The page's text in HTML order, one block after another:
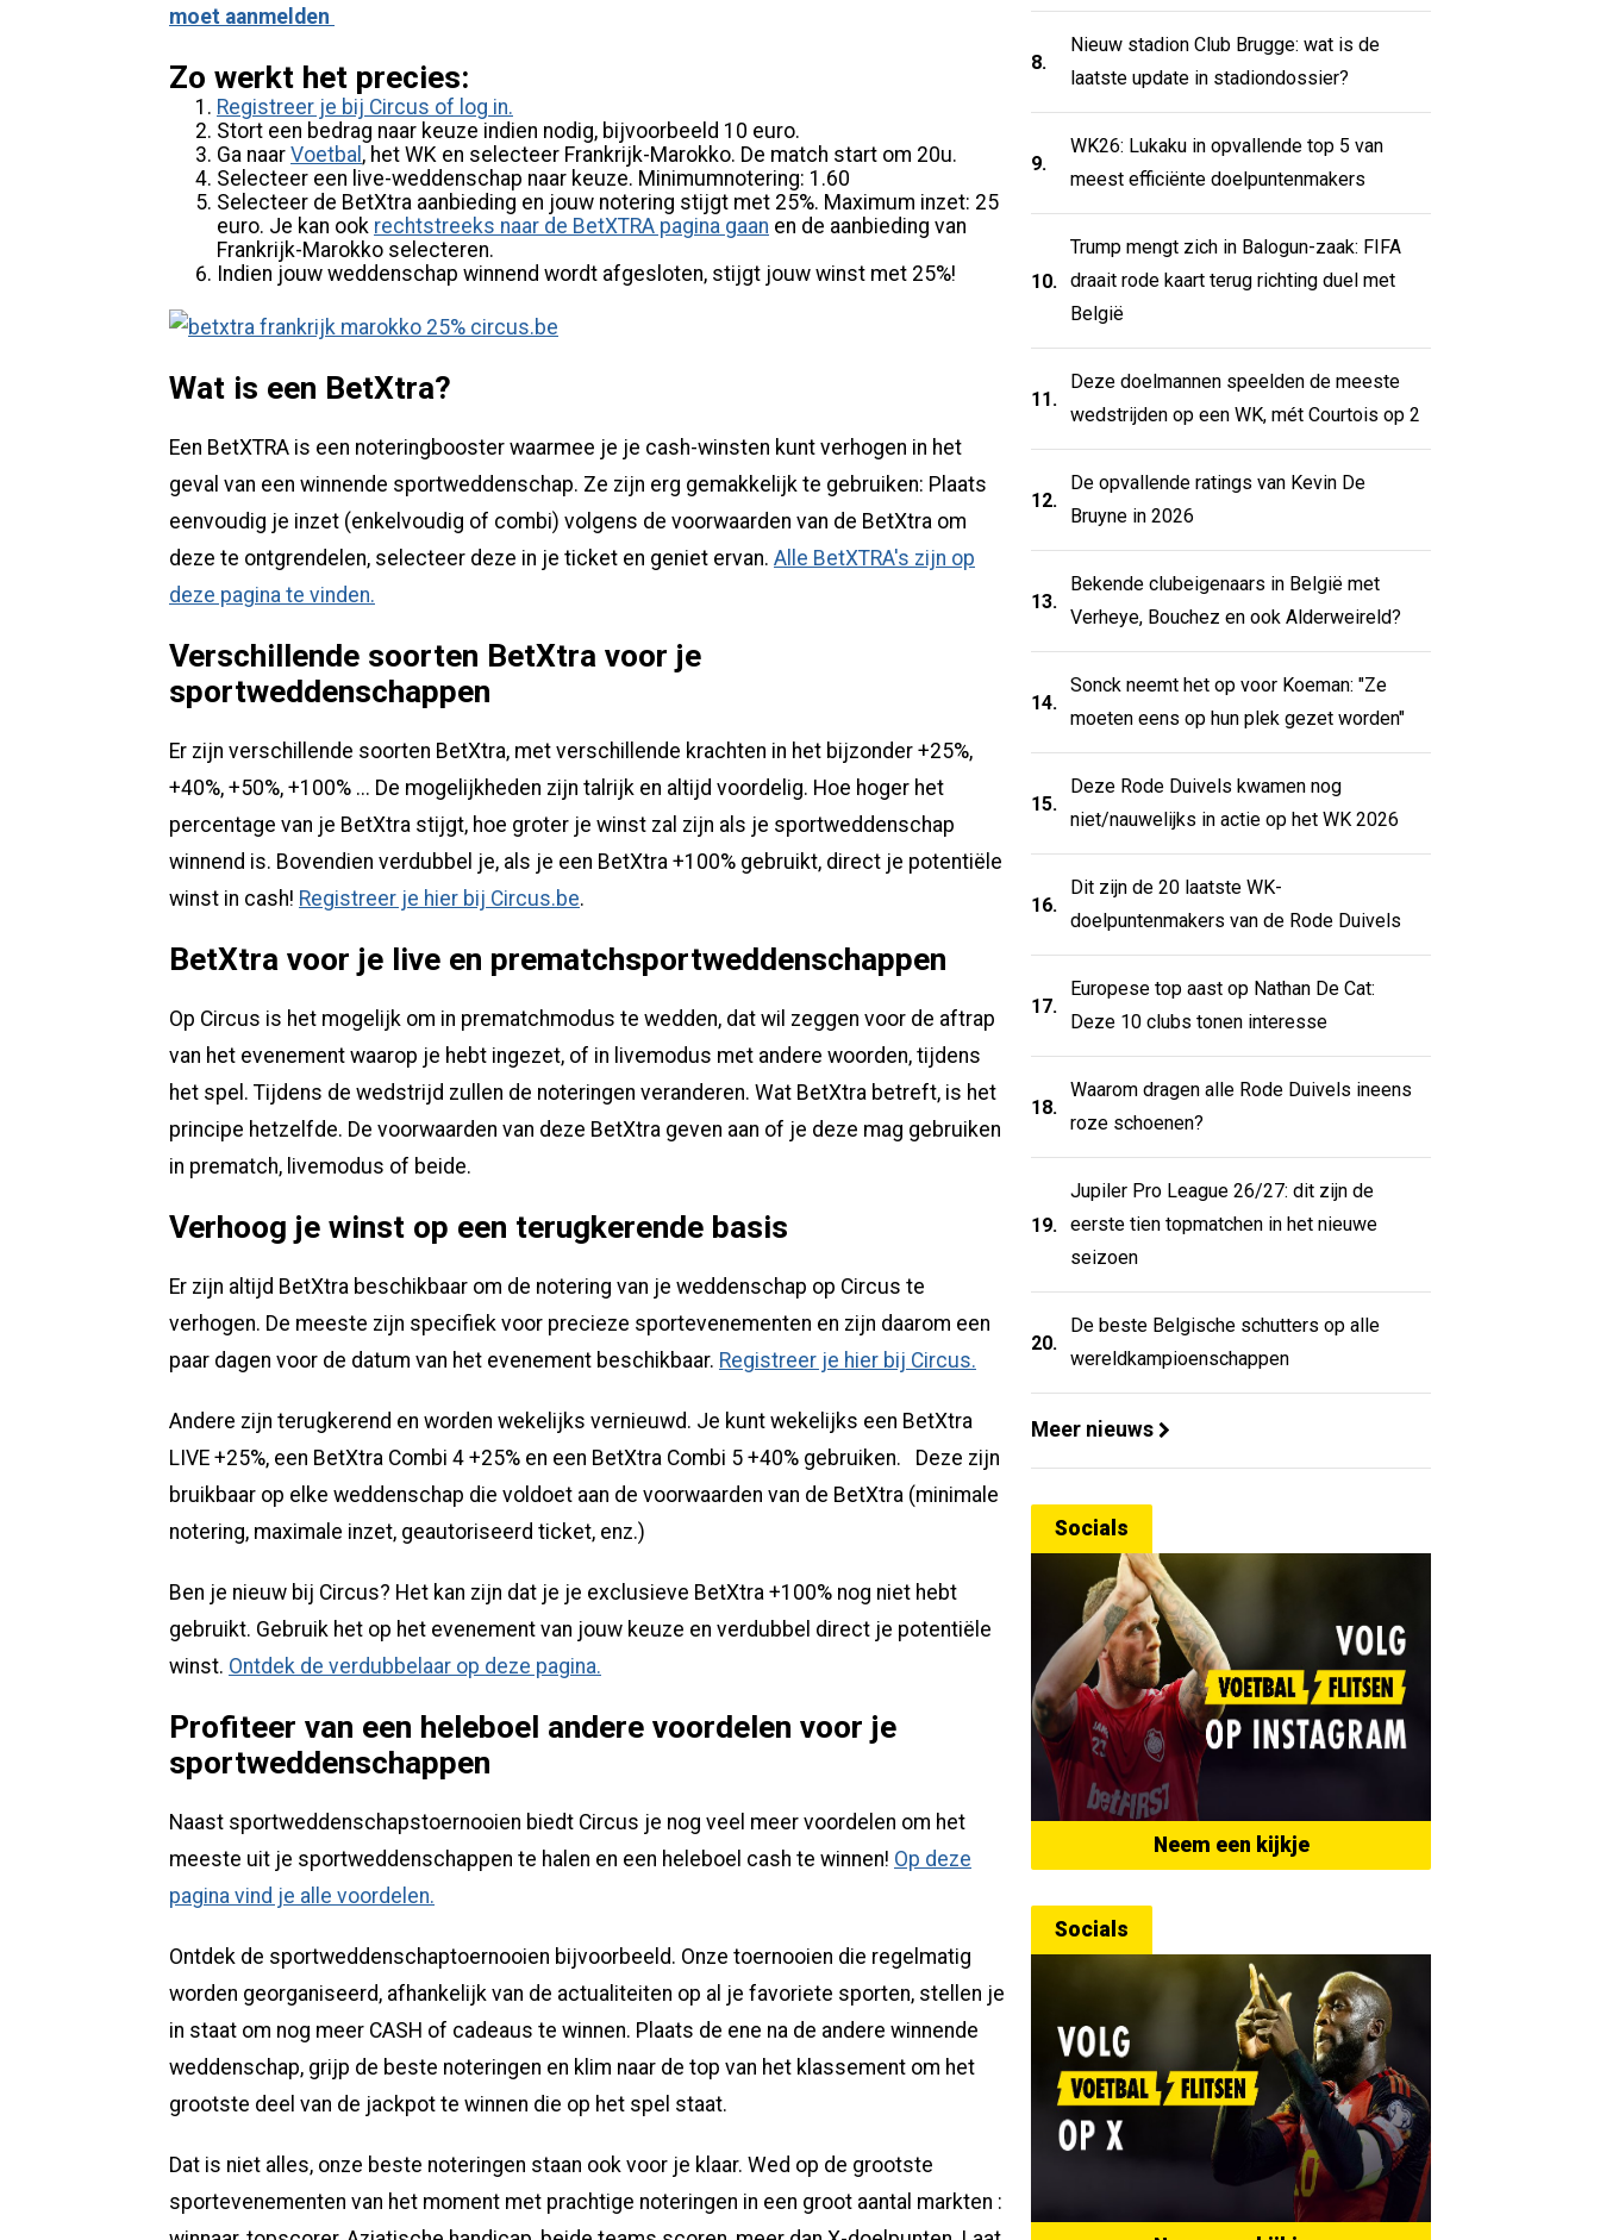
moet aanmelden
Zo werkt het precies:
Registreer je bij Circus of log in.
Stort een bedrag naar keuze indien nodig, bijvoorbeeld 10 euro.
Ga naar Voetbal , het WK en selecteer Frankrijk-Marokko. De match start om 20u.
Selecteer een live-weddenschap naar keuze. Minimumnotering: 1.60
Selecteer de BetXtra aanbieding en jouw notering stijgt met 25%. Maximum inzet: 25
euro. Je kan ook rechtstreeks naar de BetXTRA pagina gaan en de aanbieding van
Frankrijk-Marokko selecteren.
Indien jouw weddenschap winnend wordt afgesloten, stijgt jouw winst met 25%!
Wat is een BetXtra?
Een BetXTRA is een noteringbooster waarmee je je cash-winsten kunt verhogen in het
geval van een winnende sportweddenschap. Ze zijn erg gemakkelijk te gebruiken: Plaats
eenvoudig je inzet (enkelvoudig of combi) volgens de voorwaarden van de BetXtra om
deze te ontgrendelen, selecteer deze in je ticket en geniet ervan. Alle BetXTRA's zijn op
deze pagina te vinden.
Verschillende soorten BetXtra voor je
sportweddenschappen
Er zijn verschillende soorten BetXtra, met verschillende krachten in het bijzonder +25%,
+40%, +50%, +100% ... De mogelijkheden zijn talrijk en altijd voordelig. Hoe hoger het
percentage van je BetXtra stijgt, hoe groter je winst zal zijn als je sportweddenschap
winnend is. Bovendien verdubbel je, als je een BetXtra +100% gebruikt, direct je potentiële
winst in cash! Registreer je hier bij Circus.be.
BetXtra voor je live en prematchsportweddenschappen
Op Circus is het mogelijk om in prematchmodus te wedden, dat wil zeggen voor de aftrap
van het evenement waarop je hebt ingezet, of in livemodus met andere woorden, tijdens
het spel. Tijdens de wedstrijd zullen de noteringen veranderen. Wat BetXtra betreft, is het
principe hetzelfde. De voorwaarden van deze BetXtra geven aan of je deze mag gebruiken
in prematch, livemodus of beide.
Verhoog je winst op een terugkerende basis
Er zijn altijd BetXtra beschikbaar om de notering van je weddenschap op Circus te
verhogen. De meeste zijn specifiek voor precieze sportevenementen en zijn daarom een
paar dagen voor de datum van het evenement beschikbaar. Registreer je hier bij Circus.
Andere zijn terugkerend en worden wekelijks vernieuwd. Je kunt wekelijks een BetXtra
LIVE +25%, een BetXtra Combi 4 +25% en een BetXtra Combi 5 +40% gebruiken. Deze zijn
bruikbaar op elke weddenschap die voldoet aan de voorwaarden van de BetXtra (minimale
notering, maximale inzet, geautoriseerd ticket, enz.)
Ben je nieuw bij Circus? Het kan zijn dat je je exclusieve BetXtra +100% nog niet hebt
gebruikt. Gebruik het op het evenement van jouw keuze en verdubbel direct je potentiële
winst. Ontdek de verdubbelaar op deze pagina.
Profiteer van een heleboel andere voordelen voor je
sportweddenschappen
Naast sportweddenschapstoernooien biedt Circus je nog veel meer voordelen om het
meeste uit je sportweddenschappen te halen en een heleboel cash te winnen! Op deze
pagina vind je alle voordelen.
Ontdek de sportweddenschaptoernooien bijvoorbeeld. Onze toernooien die regelmatig
worden georganiseerd, afhankelijk van de actualiteiten op al je favoriete sporten, stellen je
in staat om nog meer CASH of cadeaus te winnen. Plaats de ene na de andere winnende
weddenschap, grijp de beste noteringen en klim naar de top van het klassement om het
grootste deel van de jackpot te winnen die op het spel staat.
Dat is niet alles, onze beste noteringen staan ook voor je klaar. Wed op de grootste
sportevenementen van het moment met prachtige noteringen in een groot aantal markten :
8.
Nieuw stadion Club Brugge: wat is de
laatste update in stadiondossier?
9.
WK26: Lukaku in opvallende top 5 van
meest efficiënte doelpuntenmakers
10.
Trump mengt zich in Balogun-zaak: FIFA
draait rode kaart terug richting duel met
België
11.
Deze doelmannen speelden de meeste
wedstrijden op een WK, mét Courtois op 2
12.
De opvallende ratings van Kevin De
Bruyne in 2026
13.
Bekende clubeigenaars in België met
Verheye, Bouchez en ook Alderweireld?
14.
Sonck neemt het op voor Koeman: "Ze
moeten eens op hun plek gezet worden"
15.
Deze Rode Duivels kwamen nog
niet/nauwelijks in actie op het WK 2026
16.
Dit zijn de 20 laatste WK-
doelpuntenmakers van de Rode Duivels
17.
Europese top aast op Nathan De Cat:
Deze 10 clubs tonen interesse
18.
Waarom dragen alle Rode Duivels ineens
roze schoenen?
19.
Jupiler Pro League 26/27: dit zijn de
eerste tien topmatchen in het nieuwe
seizoen
20.
De beste Belgische schutters op alle
wereldkampioenschappen
Meer nieuws
Socials
Neem een kijkje
Socials